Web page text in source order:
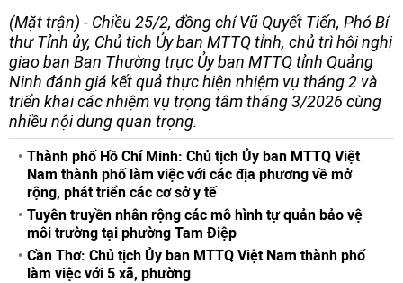
(Mặt trận) - Chiều 25/2, đồng chí Vũ Quyết Tiến, Phó Bí
thư Tỉnh ủy, Chủ tịch Ủy ban MTTQ tỉnh, chủ trì hội nghị
giao ban Ban Thường trực Ủy ban MTTQ tỉnh Quảng
Ninh đánh giá kết quả thực hiện nhiệm vụ tháng 2 và
triển khai các nhiệm vụ trọng tâm tháng 3/2026 cùng
nhiều nội dung quan trọng.
Thành phố Hồ Chí Minh: Chủ tịch Ủy ban MTTQ Việt
Nam thành phố làm việc với các địa phương về mở
rộng, phát triển các cơ sở y tế
Tuyên truyền nhân rộng các mô hình tự quản bảo vệ
môi trường tại phường Tam Điệp
Cần Thơ: Chủ tịch Ủy ban MTTQ Việt Nam thành phố
làm việc với 5 xã, phường